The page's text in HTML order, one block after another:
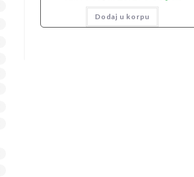
je
bila:
32.990,00 рсд.
Dodaj u korpu